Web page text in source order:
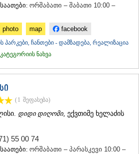
ორშაბათი – შაბათი 10:00 –
photo map facebook
პარკები, ჩანთები - დამზადება, რეალიზაცია
ნახვა
(1 შეფასება)
დიდი დიღომი, ექვთიმე ხელაძის
55 00 74
ორშაბათი – პარასკევი 10:00 –